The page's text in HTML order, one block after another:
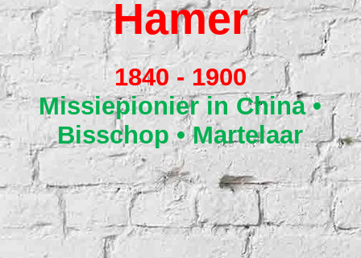
Hamer
1840 - 1900
Missiepionier in China •
Bisschop • Martelaar
Ansichtkaarten uit de missie
Monument
Crypte
Woord en beeld